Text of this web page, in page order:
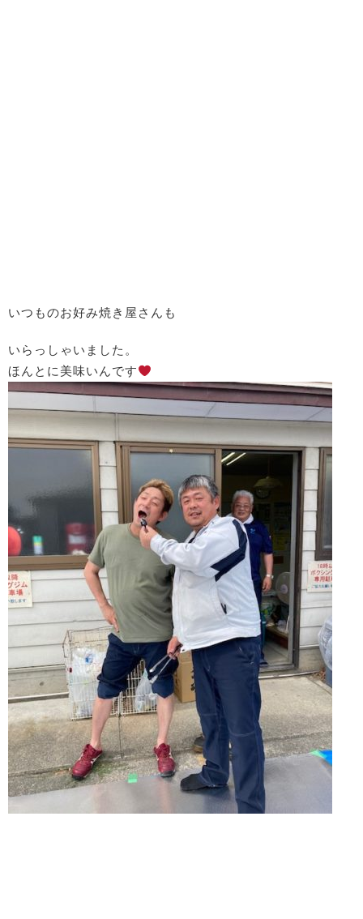
いつものお好み焼き屋さんも
いらっしゃいました。
ほんとに美味いんです